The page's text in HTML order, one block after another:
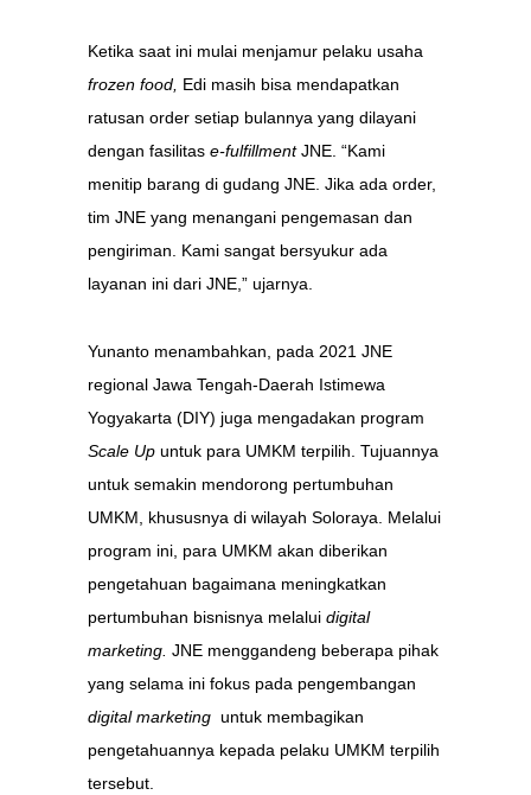
Ketika saat ini mulai menjamur pelaku usaha
frozen food, Edi masih bisa mendapatkan
ratusan order setiap bulannya yang dilayani
dengan fasilitas e-fulfillmentJNE. “Kami
menitip barang di gudang JNE. Jika ada order,
tim JNE yang menangani pengemasan dan
pengiriman. Kami sangat bersyukur ada
layanan ini dari JNE,” ujarnya.
Yunanto menambahkan, pada 2021 JNE
regional Jawa Tengah-Daerah Istimewa
Yogyakarta (DIY) juga mengadakan program
Scale Up untuk para UMKM terpilih. Tujuannya
untuk semakin mendorong pertumbuhan
UMKM, khususnya di wilayah Soloraya. Melalui
program ini, para UMKM akan diberikan
pengetahuan bagaimana meningkatkan
pertumbuhan bisnisnya melalui digital
marketing. JNE menggandeng beberapa pihak
yang selama ini fokus pada pengembangan
digital marketing untuk membagikan
pengetahuannya kepada pelaku UMKM terpilih
tersebut.